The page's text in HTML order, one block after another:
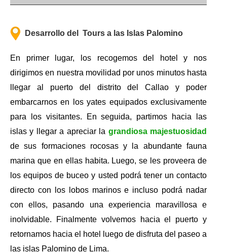
Desarrollo del Tours a las Islas Palomino
En primer lugar, los recogemos del hotel y nos
dirigimos en nuestra movilidad por unos minutos hasta
llegar al puerto del distrito del Callao y poder
embarcarnos en los yates equipados exclusivamente
para los visitantes. En seguida, partimos hacia las
islas y llegar a apreciar la grandiosa majestuosidad
de sus formaciones rocosas y la abundante fauna
marina que en ellas habita. Luego, se les proveera de
los equipos de buceo y usted podrá tener un contacto
directo con los lobos marinos e incluso podrá nadar
con ellos, pasando una experiencia maravillosa e
inolvidable. Finalmente volvemos hacia el puerto y
retornamos hacia el hotel luego de disfruta del paseo a
las islas Palomino de Lima.